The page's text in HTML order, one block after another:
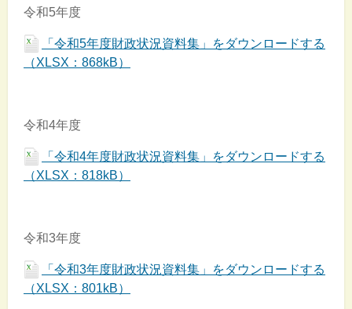
令和5年度
「令和5年度財政状況資料集」をダウンロードする
（XLSX：868kB）
令和4年度
「令和4年度財政状況資料集」をダウンロードする
（XLSX：818kB）
令和3年度
「令和3年度財政状況資料集」をダウンロードする
（XLSX：801kB）